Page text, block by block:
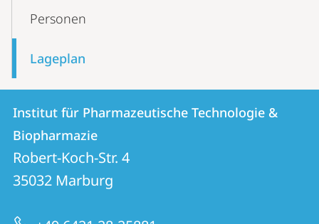
Personen
Lageplan
Kontakt
und
Informationen
zur
Website
Kontaktinformationen
Institut
für
Pharmazeutische
&
Institut für Pharmazeutische Technologie &
Biopharmazie
Robert-Koch-Str. 4
35032 Marburg